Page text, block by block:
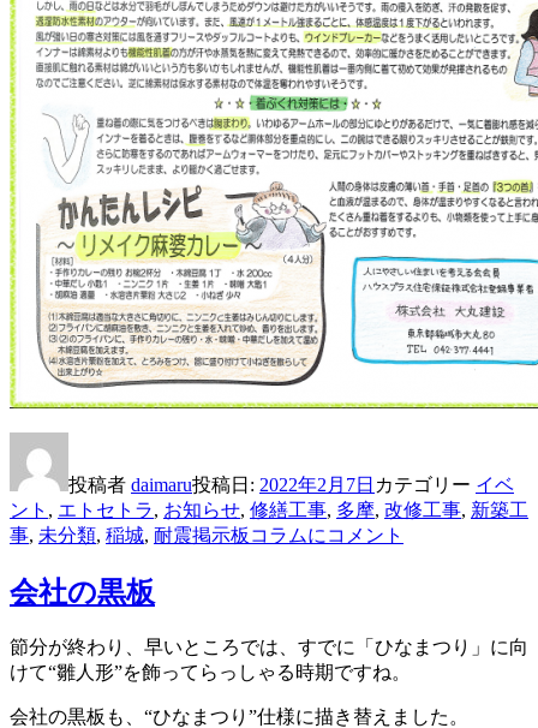
投稿者 daimaru投稿日: 2022年2月7日 カテゴリー イベ
ント , エトセトラ, お知らせ, 修繕工事, 多摩, 改修工事, 新築工
事, 未分類, 稲城, 耐震掲示板コラムに コメント
会社の黒板
節分が終わり、早いところでは、すでに「ひなまつり」に向
けて“雛人形”を飾ってらっしゃる時期ですね。
会社の黒板も、“ひなまつり”仕様に描き替えました。